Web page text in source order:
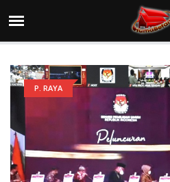
P. RAYA